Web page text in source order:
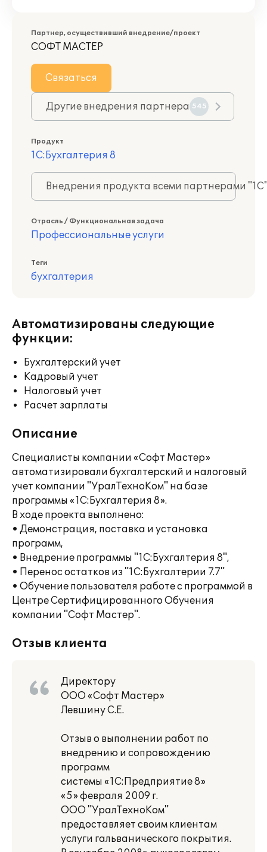
Партнер, осуществивший внедрение/проект
СОФТ МАСТЕР
Связаться
Другие внедрения партнера 545
Продукт
1С:Бухгалтерия 8
Внедрения продукта всеми партнерами
Отрасль / Функциональная задача
Профессиональные услуги
Теги
бухгалтерия
Автоматизированы следующие
функции:
Бухгалтерский учет
Кадровый учет
Налоговый учет
Расчет зарплаты
Описание
Специалисты компании «Софт Мастер»
автоматизировали бухгалтерский и налоговый
учет компании "УралТехноКом" на базе
программы «1С:Бухгалтерия 8».
В ходе проекта выполнено:
• Демонстрация, поставка и установка
программ,
• Внедрение программы "1С:Бухгалтерия 8",
• Перенос остатков из "1С:Бухгалтерии 7.7"
• Обучение пользователя работе с программой в
Центре Сертифицированного Обучения
компании "Софт Мастер".
Отзыв клиента
Директору
ООО «Софт Мастер»
Левшину С.Е.
Отзыв о выполнении работ по
внедрению и сопровождению
программ
системы «1С:Предприятие 8»
«5» февраля 2009 г.
ООО "УралТехноКом"
предоставляет своим клиентам
услуги гальванического покрытия.